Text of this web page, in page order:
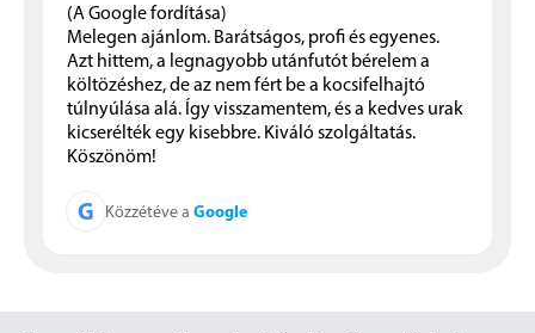
(A Google fordítása)
Melegen ajánlom. Barátságos, profi és egyenes.
Azt hittem, a legnagyobb utánfutót bérelem a
költözéshez, de az nem fért be a kocsifelhajtó
túlnyúlása alá. Így visszamentem, és a kedves urak
kicserélték egy kisebbre. Kiváló szolgáltatás.
Köszönöm!
G Közzétéve a Google